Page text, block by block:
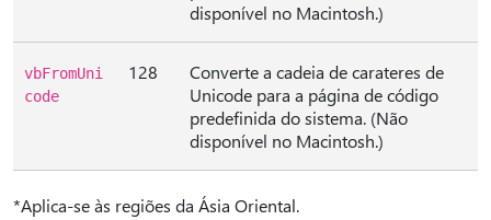
disponível no Macintosh.)
vbFromUni
code
128
Converte a cadeia de carateres de
Unicode para a página de código
predefinida do sistema. (Não
disponível no Macintosh.)
*Aplica-se às regiões da Ásia Oriental.